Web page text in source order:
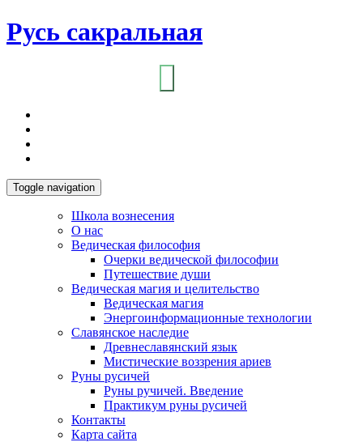
Русь сакральная
Toggle navigation
Школа вознесения
О нас
Ведическая философия
Очерки ведической философии
Путешествие души
Ведическая магия и целительство
Ведическая магия
Энергоинформационные технологии
Славянское наследие
Древнеславянский язык
Мистические воззрения ариев
Руны русичей
Руны ручичей. Введение
Практикум руны русичей
Контакты
Карта сайта